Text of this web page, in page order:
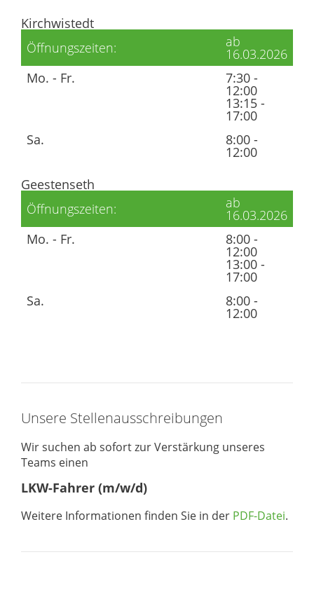
Kirchwistedt
Öffnungszeiten:
ab
16.03.2026
Mo. - Fr.
7:30 -
12:00
13:15 -
17:00
Sa.
8:00 -
12:00
Geestenseth
Öffnungszeiten:
ab
16.03.2026
Mo. - Fr.
8:00 -
12:00
13:00 -
17:00
Sa.
8:00 -
12:00
Unsere Stellenausschreibungen
Wir suchen ab sofort zur Verstärkung unseres
Teams einen
LKW-Fahrer (m/w/d)
Weitere Informationen finden Sie in der PDF-Datei.